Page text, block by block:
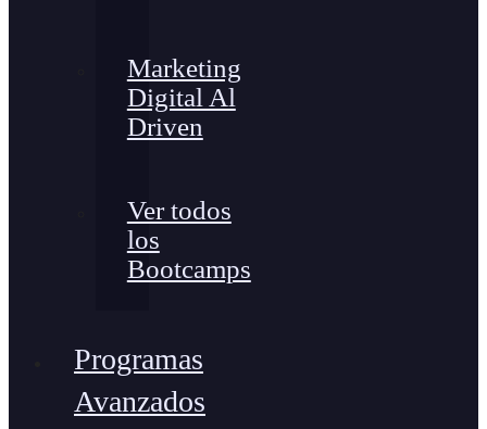
Marketing
Digital Al
Driven
Ver todos
los
Bootcamps
Programas
Avanzados